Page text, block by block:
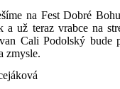
na Fest Dobré
a už teraz vrabce na
Cali Podolský bude
zmysle.